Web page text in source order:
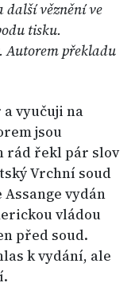
další věznění ve
tisku.
Autorem překladu
a vyučuji na
jsou
rád řekl pár slov
Vrchní soud
vydán
vládou
před soud.
k vydání, ale